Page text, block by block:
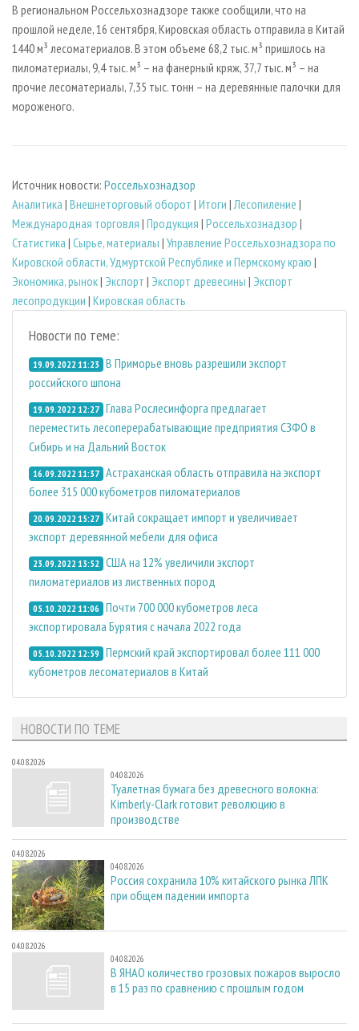
ИНСТРУМЕНТ И МАТЕРИАЛЫ
БИБЛИОТЕКА СПЕЦИАЛИСТА
В региональном Россельхознадзоре также сообщили, что на
прошлой неделе, 16 сентября, Кировская область отправила в Китай
1440 м³ лесоматериалов. В этом объеме 68,2 тыс. м³ пришлось на
пиломатериалы, 9,4 тыс. м³ – на фанерный кряж, 37,7 тыс. м³ – на
прочие лесоматериалы, 7,35 тыс. тонн – на деревянные палочки для
мороженого.
Источник новости: Россельхознадзор
Аналитика | Внешнеторговый оборот | Итоги |Лесопиление |
Международная торговля | Продукция | Россельхознадзор |
Статистика | Сырье, материалы | Управление Россельхознадзора по
Кировской области, Удмуртской Республике и Пермскому краю |
Экономика, рынок| Экспорт | Экспорт древесины | Экспорт
лесопродукции | Кировская область
Новости по теме:
19.09.2022 11:23 В Приморье вновь разрешили экспорт
российского шпона
19.09.2022 12:27 Глава Рослесинфорга предлагает
переместить лесоперерабатывающие предприятия СЗФО в
Сибирь и на Дальний Восток
16.09.2022 11:37 Астраханская область отправила на экспорт
более 315 000 кубометров пиломатериалов
20.09.2022 15:27 Китай сокращает импорт и увеличивает
экспорт деревянной мебели для офиса
23.09.2022 13:52 США на 12% увеличили экспорт
пиломатериалов из лиственных пород
05.10.2022 11:06 Почти 700 000 кубометров леса
экспортировала Бурятия с начала 2022 года
05.10.2022 12:59 Пермский край экспортировал более 111 000
кубометров лесоматериалов в Китай
НОВОСТИ ПО ТЕМЕ
04.08.2026
04.08.2026
Туалетная бумага без древесного волокна:
Kimberly-Clark готовит революцию в
производстве
04.08.2026
04.08.2026
Россия сохранила 10% китайского рынка ЛПК
при общем падении импорта
04.08.2026
04.08.2026
В ЯНАО количество грозовых пожаров выросло
в 15 раз по сравнению с прошлым годом